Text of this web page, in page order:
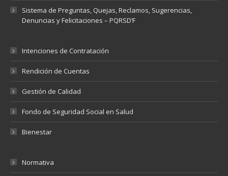
Sistema de Preguntas, Quejas, Reclamos, Sugerencias,
Denuncias y Felicitaciones – PQRSD’F
Intenciones de Contratación
Rendición de Cuentas
Gestión de Calidad
Fondo de Seguridad Social en Salud
Bienestar
Normativa